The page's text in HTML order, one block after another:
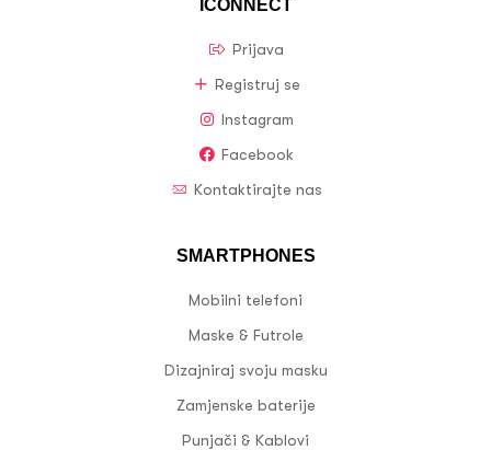
ICONNECT
Prijava
Registruj se
Instagram
Facebook
Kontaktirajte nas
SMARTPHONES
Mobilni telefoni
Maske & Futrole
Dizajniraj svoju masku
Zamjenske baterije
Punjači & Kablovi